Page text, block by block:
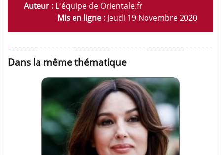
Auteur : L'équipe de Orientale.fr
Mis en ligne : Jeudi 19 Novembre 2020
Dans la même thématique